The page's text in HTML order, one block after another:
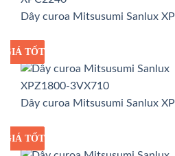
Dây curoa Mitsusumi Sanlux
GIÁ SỈ
GIÁ TỐT
Dây curoa Mitsusumi Sanlux
GIÁ SỈ
GIÁ TỐT